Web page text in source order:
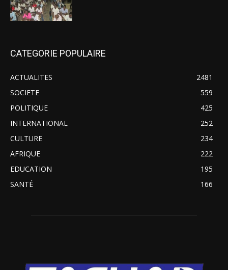
CATEGORIE POPULAIRE
ACTUALITES
2481
SOCIETE
559
POLITIQUE
425
INTERNATIONAL
252
CULTURE
234
AFRIQUE
222
EDUCATION
195
SANTÉ
166